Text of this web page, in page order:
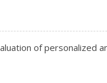
of personalized